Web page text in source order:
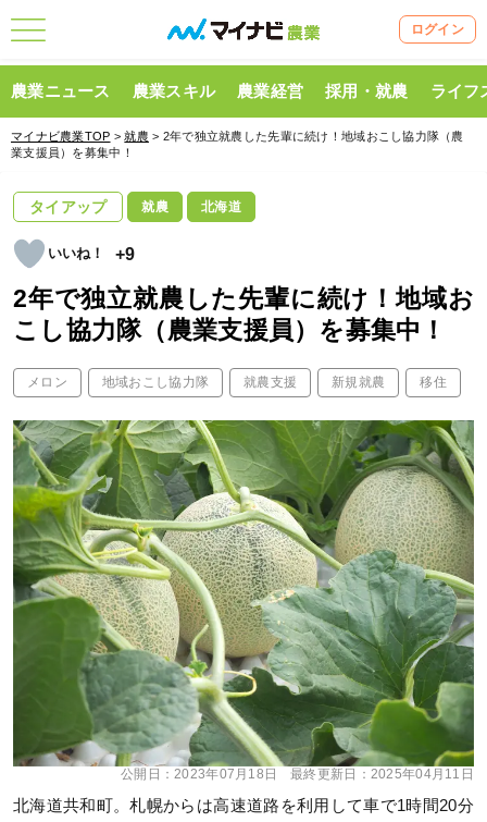
ログイン
農業ニュース 農業スキル 農業経営 採用・就農 ライフ
マイナビ農業TOP >就農 > 2年で独立就農した先輩に続け！地域おこし協力隊（農
業支援員）を募集中！
タイアップ 就農 北海道
+9
2年で独立就農した先輩に続け！地域お
こし協力隊（農業支援員）を募集中！
メロン 地域おこし協力隊 就農支援 新規就農 移住
公開日：2023年07月18日 最終更新日： 2025年04月11日
北海道共和町。札幌からは高速道路を利用して車で1時間20分